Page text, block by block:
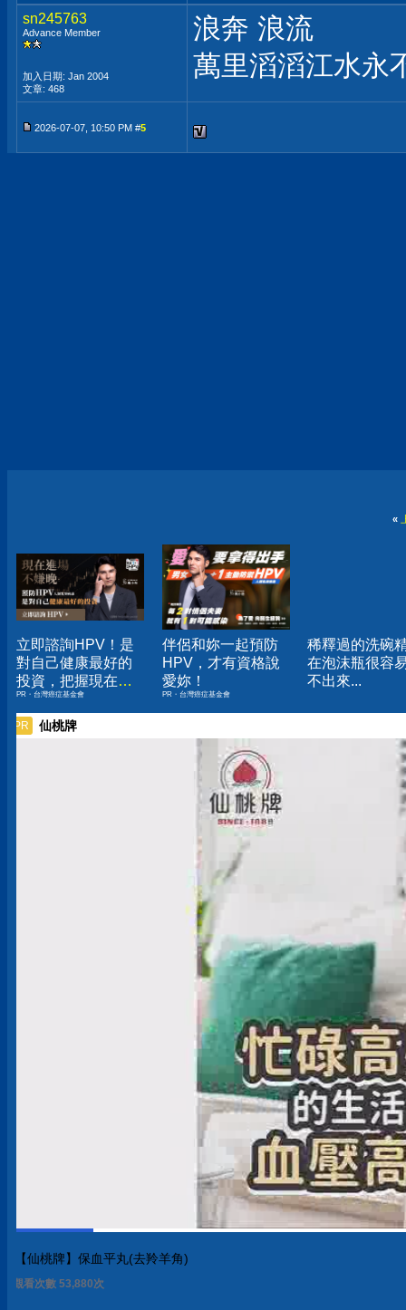
sn245763
Advance Member
加入日期: Jan 2004
文章: 468
浪奔 浪流
萬里滔滔江水永
2026-07-07, 10:50 PM #5
«
立即諮詢HPV！是
對自己健康最好的
投資，把握現在不
嫌晚！
PR・台灣癌症基金會
伴侶和妳一起預防
HPV，才有資格說
愛妳！
PR・台灣癌症基金會
稀釋過的洗碗
在泡沫瓶很容
不出來...
PR 仙桃牌
【仙桃牌】保血平丸(去羚羊角)
觀看次數 53,883次